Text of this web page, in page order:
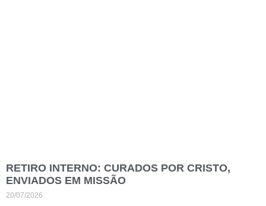
RETIRO INTERNO: CURADOS POR CRISTO,
ENVIADOS EM MISSÃO
20/07/2026